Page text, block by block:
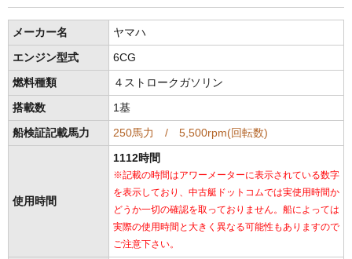
メーカー名 ヤマハ
エンジン型式 6CG
燃料種類 ４ストロークガソリン
搭載数 1基
船検証記載馬力 250馬力 / 5,500rpm(回転数)
使用時間
1112時間
※記載の時間はアワーメーターに表示されている数字
を表示しており、中古艇ドットコムでは実使用時間か
どうか一切の確認を取っておりません。船によっては
実際の使用時間と大きく異なる可能性もありますので
ご注意下さい。